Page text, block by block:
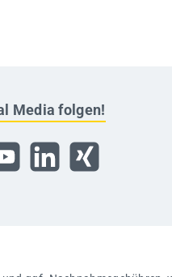
Media folgen!
LinkedInXing